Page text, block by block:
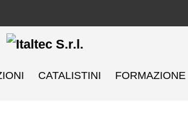
CATALISTINI FORMAZIONE